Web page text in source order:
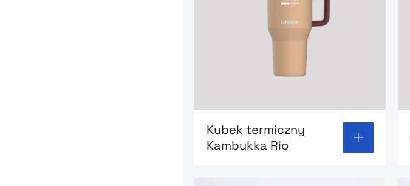
Kubek termiczny
Kambukka Rio